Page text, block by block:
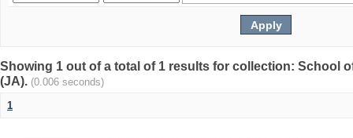
Showing 1 out of a total of 1 results for collection: School
(JA). (0.006 seconds)
1